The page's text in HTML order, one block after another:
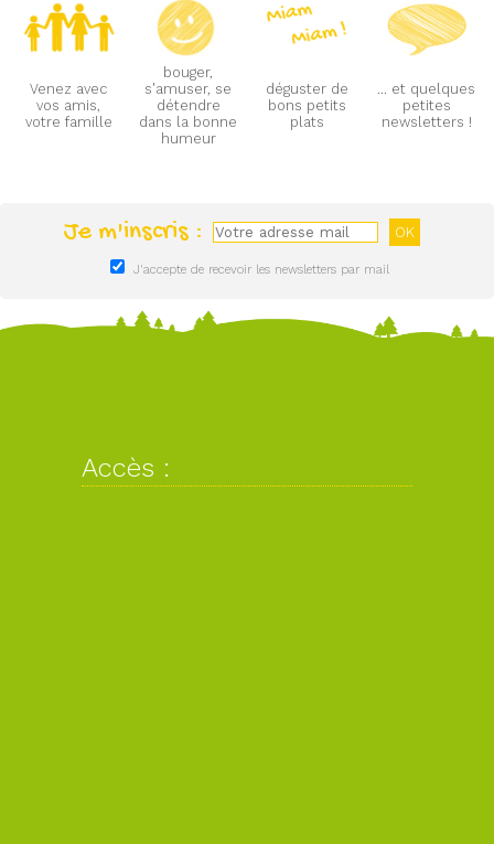
Venez avec
vos amis,
votre famille
bouger,
s'amuser, se
détendre
dans la bonne
humeur
déguster de
bons petits
plats
... et quelques
petites
newsletters !
Je m'inscris :
J'accepte de recevoir les newsletters par mail
Accès :